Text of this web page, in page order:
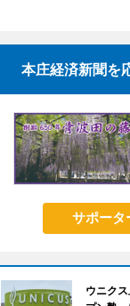
本庄経済新聞を
サポータ
ウニク